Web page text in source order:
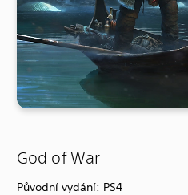
God of War
Původní vydání: PS4